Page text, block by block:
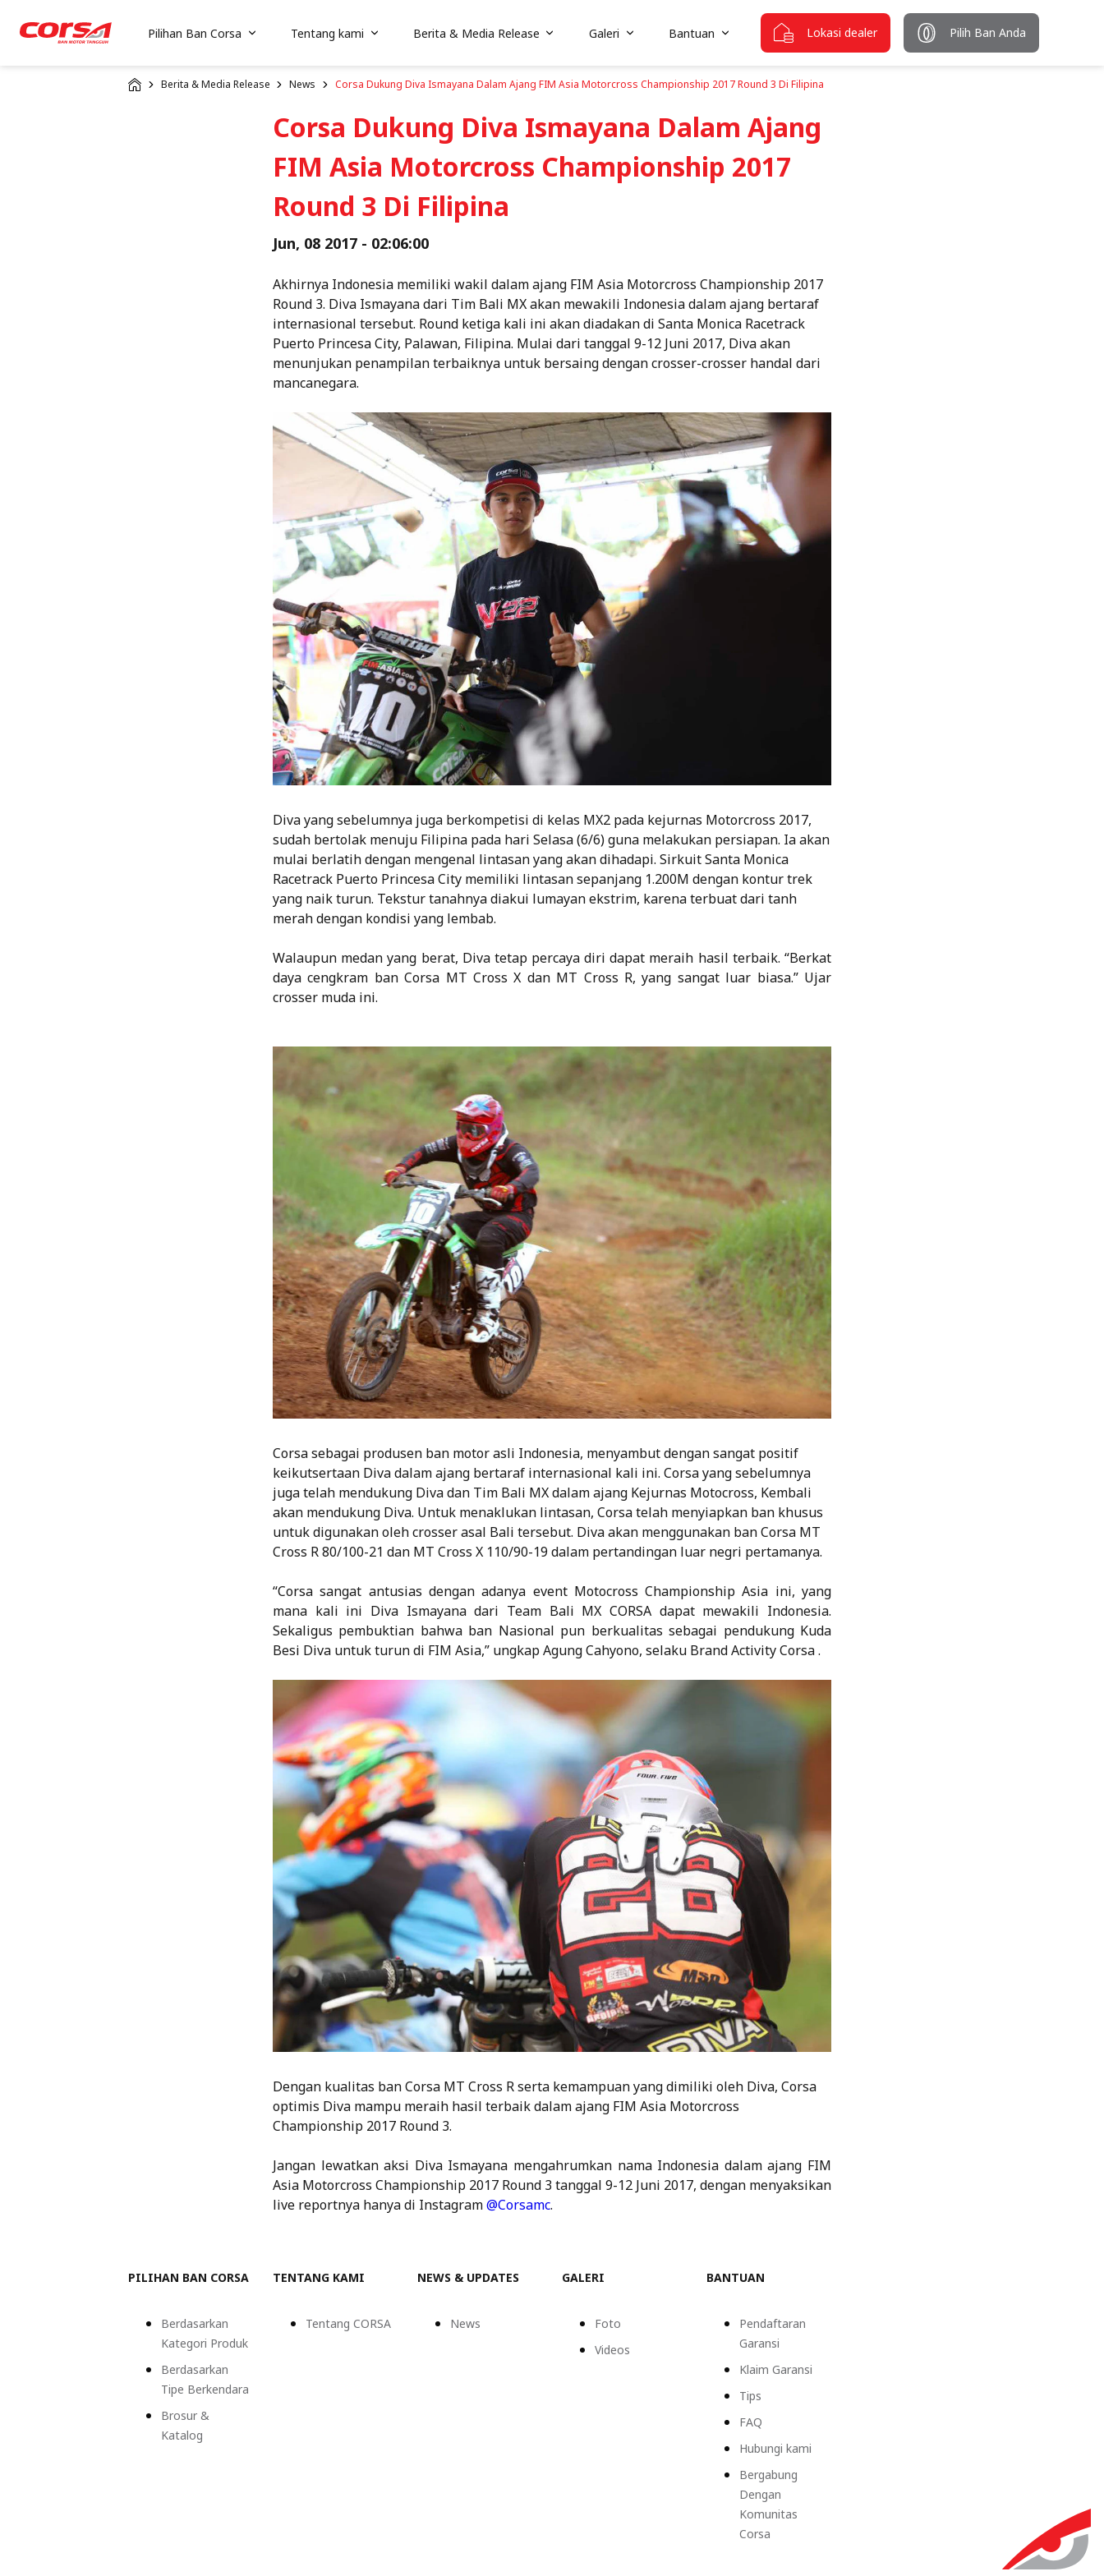
Pilihan Ban Corsa Tentang kami Berita & Media Release Galeri Bantuan Lokasi dealer Pilih Ban Anda
Berita & Media Release News Corsa Dukung Diva Ismayana Dalam Ajang FIM Asia Motorcross Championship 2017 Round 3 Di Filipina
Corsa Dukung Diva Ismayana Dalam Ajang
FIM Asia Motorcross Championship 2017
Round 3 Di Filipina
Jun, 08 2017 - 02:06:00
Akhirnya Indonesia memiliki wakil dalam ajang FIM Asia Motorcross Championship 2017
Round 3. Diva Ismayana dari Tim Bali MX akan mewakili Indonesia dalam ajang bertaraf
internasional tersebut. Round ketiga kali ini akan diadakan di Santa Monica Racetrack
Puerto Princesa City, Palawan, Filipina. Mulai dari tanggal 9-12 Juni 2017, Diva akan
menunjukan penampilan terbaiknya untuk bersaing dengan crosser-crosser handal dari
mancanegara.
Diva yang sebelumnya juga berkompetisi di kelas MX2 pada kejurnas Motorcross 2017,
sudah bertolak menuju Filipina pada hari Selasa (6/6) guna melakukan persiapan. Ia akan
mulai berlatih dengan mengenal lintasan yang akan dihadapi. Sirkuit Santa Monica
Racetrack Puerto Princesa City memiliki lintasan sepanjang 1.200M dengan kontur trek
yang naik turun. Tekstur tanahnya diakui lumayan ekstrim, karena terbuat dari tanh
merah dengan kondisi yang lembab.
Walaupun medan yang berat, Diva tetap percaya diri dapat meraih hasil terbaik. “Berkat
daya cengkram ban Corsa MT Cross X dan MT Cross R, yang sangat luar biasa.” Ujar
crosser muda ini.
Corsa sebagai produsen ban motor asli Indonesia, menyambut dengan sangat positif
keikutsertaan Diva dalam ajang bertaraf internasional kali ini. Corsa yang sebelumnya
juga telah mendukung Diva dan Tim Bali MX dalam ajang Kejurnas Motocross, Kembali
akan mendukung Diva. Untuk menaklukan lintasan, Corsa telah menyiapkan ban khusus
untuk digunakan oleh crosser asal Bali tersebut. Diva akan menggunakan ban Corsa MT
Cross R 80/100-21 dan MT Cross X 110/90-19 dalam pertandingan luar negri pertamanya.
“Corsa sangat antusias dengan adanya event Motocross Championship Asia ini, yang
mana kali ini Diva Ismayana dari Team Bali MX CORSA dapat mewakili Indonesia.
Sekaligus pembuktian bahwa ban Nasional pun berkualitas sebagai pendukung Kuda
Besi Diva untuk turun di FIM Asia,” ungkap Agung Cahyono, selaku Brand Activity Corsa .
Dengan kualitas ban Corsa MT Cross R serta kemampuan yang dimiliki oleh Diva, Corsa
optimis Diva mampu meraih hasil terbaik dalam ajang FIM Asia Motorcross
Championship 2017 Round 3.
Jangan lewatkan aksi Diva Ismayana mengahrumkan nama Indonesia dalam ajang FIM
Asia Motorcross Championship 2017 Round 3 tanggal 9-12 Juni 2017, dengan menyaksikan
live reportnya hanya di Instagram@Corsamc.
PILIHAN BAN CORSA
Berdasarkan
Kategori Produk
Berdasarkan
Tipe Berkendara
Brosur &
Katalog
TENTANG KAMI
Tentang CORSA
NEWS & UPDATES
News
GALERI
Foto
Videos
BANTUAN
Pendaftaran
Garansi
Klaim Garansi
Tips
FAQ
Hubungi kami
Bergabung
Dengan
Komunitas
Corsa